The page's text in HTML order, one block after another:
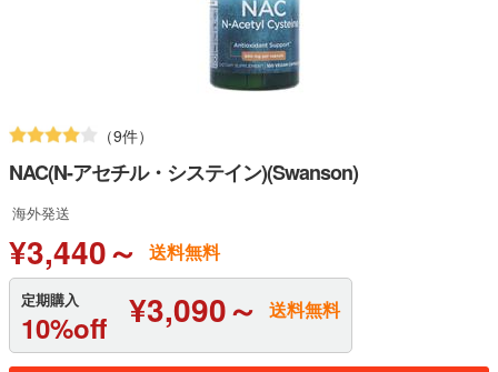
（9件）
NAC(N-アセチル・システイン)(Swanson)
海外発送
¥3,440～ 送料無料
定期購入
10%off ¥3,090～ 送料無料